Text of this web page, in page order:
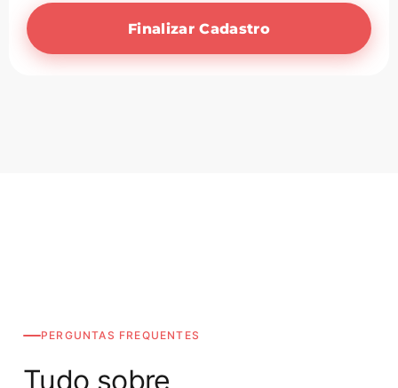
Finalizar Cadastro
PERGUNTAS FREQUENTES
Tudo sobre